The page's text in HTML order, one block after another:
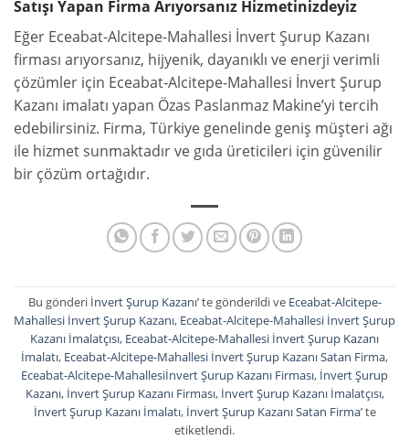
Satışı Yapan Firma Arıyorsanız Hizmetinizdeyiz
Eğer Eceabat-Alcitepe-Mahallesi İnvert Şurup Kazanı
firması arıyorsanız, hijyenik, dayanıklı ve enerji verimli
çözümler için Eceabat-Alcitepe-Mahallesi İnvert Şurup
Kazanı imalatı yapan Özas Paslanmaz Makine’yi tercih
edebilirsiniz. Firma, Türkiye genelinde geniş müşteri ağı
ile hizmet sunmaktadır ve gıda üreticileri için güvenilir
bir çözüm ortağıdır.
Bu gönderi İnvert Şurup Kazanı’ te gönderildi ve Eceabat-Alcitepe-
Mahallesi İnvert Şurup Kazanı, Eceabat-Alcitepe-Mahallesi İnvert Şurup
Kazanı İmalatçısı, Eceabat-Alcitepe-Mahallesi İnvert Şurup Kazanı
İmalatı, Eceabat-Alcitepe-Mahallesi İnvert Şurup Kazanı Satan Firma,
Eceabat-Alcitepe-Mahallesiİnvert Şurup Kazanı Firması, İnvert Şurup
Kazanı, İnvert Şurup Kazanı Firması, İnvert Şurup Kazanı İmalatçısı,
İnvert Şurup Kazanı İmalatı, İnvert Şurup Kazanı Satan Firma’ te
etiketlendi.